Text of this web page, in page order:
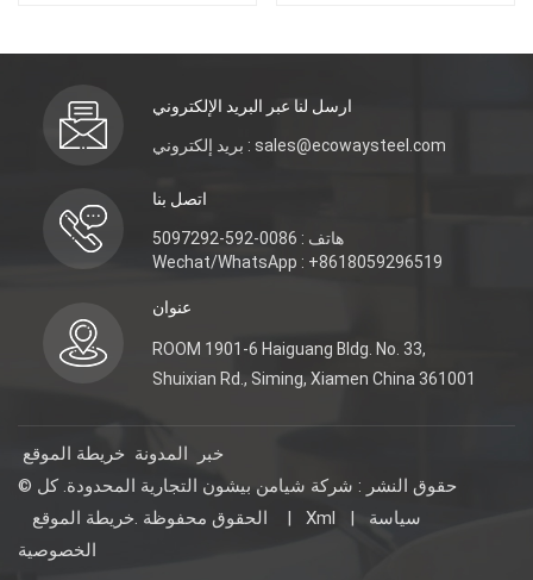
ارسل لنا عبر البريد الإلكتروني
بريد إلكتروني : sales@ecowaysteel.com
اتصل بنا
هاتف : 0086-592-5097292
Wechat/WhatsApp : +8618059296519
عنوان
ROOM 1901-6 Haiguang Bldg. No. 33,
Shuixian Rd., Siming, Xiamen China 361001
خريطة الموقع المدونة
خبر
© حقوق النشر : شركة شيامن بيشون التجارية المحدودة. كل
الحقوق محفوظة .
| Xml |
سياسة
الخصوصية